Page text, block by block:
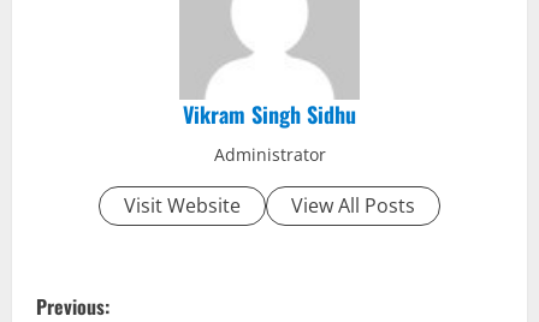
Vikram Singh Sidhu
Administrator
Visit Website View All Posts
P
Previous: